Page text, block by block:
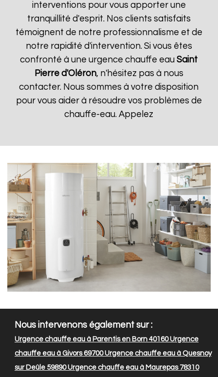
interventions pour vous apporter une
tranquillité d'esprit. Nos clients satisfaits
témoignent de notre professionnalisme et de
notre rapidité d'intervention. Si vous êtes
confronté à une urgence chauffe eauSaint
Pierre d'Oléron, n'hésitez pas à nous
contacter. Nous sommes à votre disposition
pour vous aider à résoudre vos problèmes de
chauffe-eau. Appelez
Nous intervenons également sur :
Urgence chauffe eau à Parentis en Born 40160Urgence
chauffe eau à Givors 69700Urgence chauffe eau à Quesnoy
sur Deûle 59890Urgence chauffe eau à Maurepas 78310